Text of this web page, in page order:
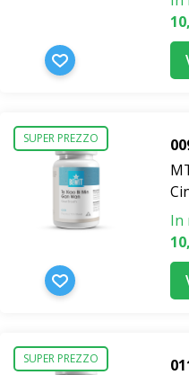
SUPER PREZZO
In
SUPER PREZZO